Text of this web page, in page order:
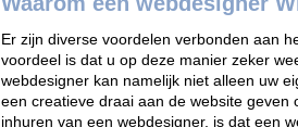
Er zijn diverse voordelen verbonden aan
voordeel is dat u op deze manier zeker
webdesigner kan namelijk niet alleen uw
een creatieve draai aan de website
inhuren van een webdesigner, is dat een